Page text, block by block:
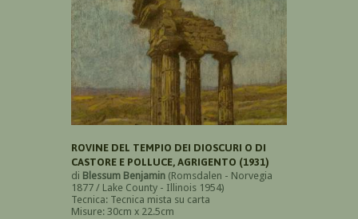
ROVINE DEL TEMPIO DEI DIOSCURI O DI
CASTORE E POLLUCE, AGRIGENTO (1931)
di Blessum Benjamin (Romsdalen - Norvegia
1877 / Lake County - Illinois 1954)
Tecnica: Tecnica mista su carta
Misure: 30cm x 22.5cm